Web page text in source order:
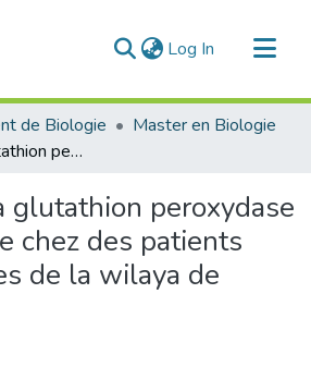
Log In (current)
de Biologie
Master en Biologie
Activité de la glutathion peroxydase érythrocytaire chez des patients schizophrènes de la wilaya de Tlemcen
glutathion peroxydase
chez des patients
de la wilaya de